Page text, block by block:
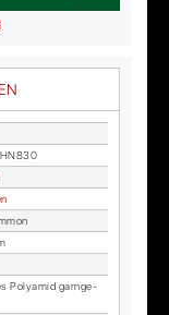
Po­ly­amid garn­ge­